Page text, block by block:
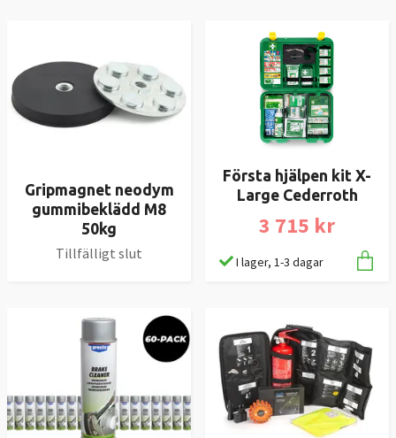
Gripmagnet neodym
gummibeklädd M8
50kg
Tillfälligt slut
Första hjälpen kit X-
Large Cederroth
3 715 kr
I lager, 1-3 dagar